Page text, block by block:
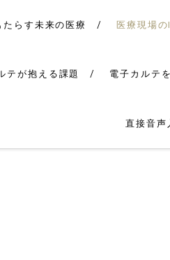
らす未来の医療 医療現場
テが抱える課題 電子カルテ
直接音声